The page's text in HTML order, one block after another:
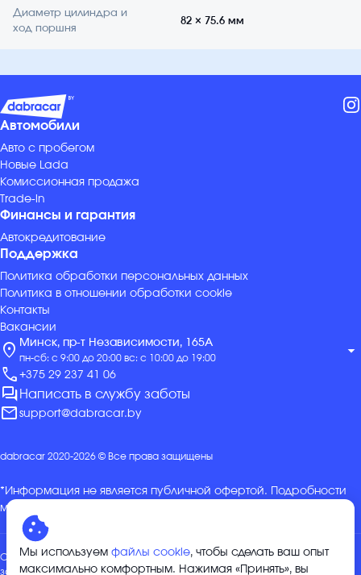
Диаметр цилиндра и
ход поршня
82 × 75.6 мм
Мы используем файлы cookie, чтобы сделать ваш опыт
максимально комфортным. Нажимая «Принять», вы
Автомобили
Авто с пробегом
Новые Lada
Комиссионная продажа
Trade-in
Финансы и гарантия
Автокредитование
Поддержка
Политика обработки персональных данных
Политика в отношении обработки cookie
Контакты
Вакансии
location_on Минск, пр-т Независимости, 165А
пн-сб: с 9:00 до 20:00 вс: с 10:00 до 19:00
arrow_drop_down
call +375 29 237 41 06
forum Написать в службу заботы
mail support@dabracar.by
dabracar 2020-2026 © Все права защищены
*Информация не является публичной офертой. Подробности
можно уточнить в отделе продаж.
Общество с ограниченной ответственностью «ДабракарГрупп»,
зарегистрировано 04.01.2024 Минским горисполкомом в ЕГР за №